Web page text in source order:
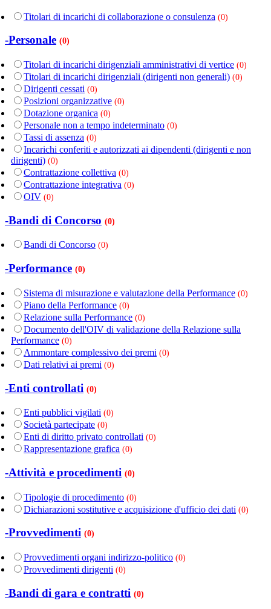
Titolari di incarichi di collaborazione o consulenza (0)
-Personale (0)
Titolari di incarichi dirigenziali amministrativi di vertice (0)
Titolari di incarichi dirigenziali (dirigenti non generali) (0)
Dirigenti cessati (0)
Posizioni organizzative (0)
Dotazione organica (0)
Personale non a tempo indeterminato (0)
Tassi di assenza (0)
Incarichi conferiti e autorizzati ai dipendenti (dirigenti e non
dirigenti) (0)
Contrattazione collettiva (0)
Contrattazione integrativa (0)
OIV (0)
-Bandi di Concorso (0)
Bandi di Concorso (0)
-Performance (0)
Sistema di misurazione e valutazione della Performance (0)
Piano della Performance (0)
Relazione sulla Performance (0)
Documento dell'OIV di validazione della Relazione sulla
Performance (0)
Ammontare complessivo dei premi (0)
Dati relativi ai premi (0)
-Enti controllati (0)
Enti pubblici vigilati (0)
Società partecipate (0)
Enti di diritto privato controllati (0)
Rappresentazione grafica (0)
-Attività e procedimenti (0)
Tipologie di procedimento (0)
Dichiarazioni sostitutive e acquisizione d'ufficio dei dati (0)
-Provvedimenti (0)
Provvedimenti organi indirizzo-politico (0)
Provvedimenti dirigenti (0)
-Bandi di gara e contratti (0)